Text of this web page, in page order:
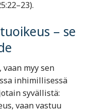
– se
myy sen
inhimillisessä
syvällistä:
vaan vastuu